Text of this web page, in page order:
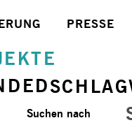
PRESSE
Suchen nach